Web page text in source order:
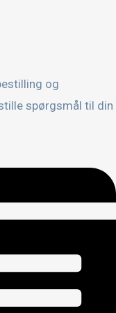
og
spørgsmål til din